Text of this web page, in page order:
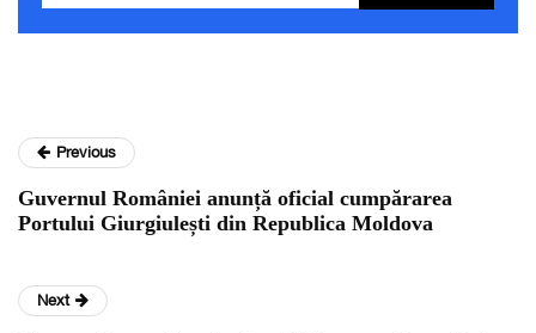
Previous
Guvernul României anunță oficial cumpărarea
Portului Giurgiulești din Republica Moldova
Next